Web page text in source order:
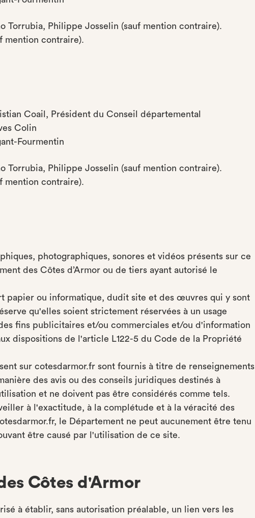
Torrubia, Philippe Josselin (sauf mention contraire).
mention contraire).
Coail, Président du Conseil départemental
Colin
Fourmentin
Torrubia, Philippe Josselin (sauf mention contraire).
mention contraire).
photographiques, sonores et vidéos présents sur ce
des Côtes d’Armor ou de tiers ayant autorisé le
papier ou informatique, dudit site et des œuvres qui y sont
qu'elles soient strictement réservées à un usage
fins publicitaires et/ou commerciales et/ou d'information
dispositions de l'article L122-5 du Code de la Propriété
sur cotesdarmor.fr sont fournis à titre de renseignements
des avis ou des conseils juridiques destinés à
et ne doivent pas être considérés comme tels.
à l'exactitude, à la complétude et à la véracité des
le Département ne peut aucunement être tenu
être causé par l'utilisation de ce site.
Côtes d'Armor
à établir, sans autorisation préalable, un lien vers les